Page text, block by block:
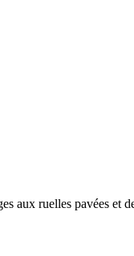
aux ruelles pavées et